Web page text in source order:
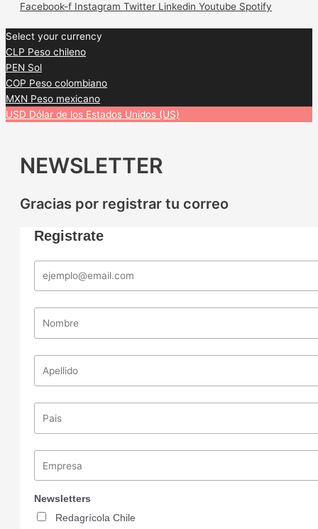
Facebook-f Instagram Twitter Linkedin Youtube Spotify
Select your currency
CLP Peso chileno
PEN Sol
COP Peso colombiano
MXN Peso mexicano
USD Dólar de los Estados Unidos (US)
NEWSLETTER
Gracias por registrar tu correo
Registrate
Newsletters
Redagrícola Chile